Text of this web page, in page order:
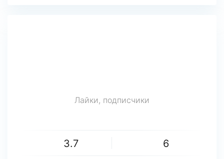
Лайки, подписчики
3.7 6